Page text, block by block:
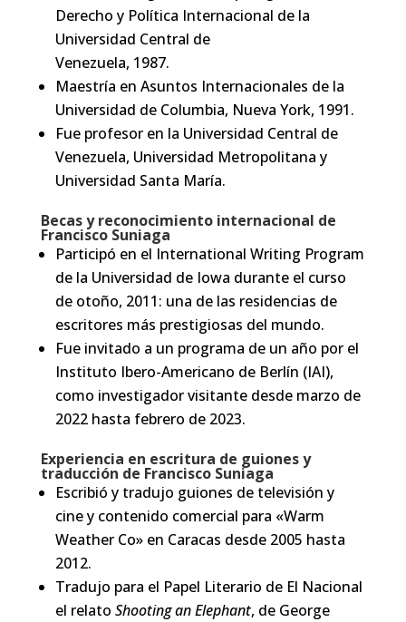
Derecho y Política Internacional de la
Universidad Central de
Venezuela, 1987.
Maestría en Asuntos Internacionales de la
Universidad de Columbia, Nueva York, 1991.
Fue profesor en la Universidad Central de
Venezuela, Universidad Metropolitana y
Universidad Santa María.
Becas y reconocimiento internacional de
Francisco Suniaga
Participó en el International Writing Program
de la Universidad de Iowa durante el curso
de otoño, 2011: una de las residencias de
escritores más prestigiosas del mundo.
Fue invitado a un programa de un año por el
Instituto Ibero-Americano de Berlín (IAI),
como investigador visitante desde marzo de
2022 hasta febrero de 2023.
Experiencia en escritura de guiones y
traducción de Francisco Suniaga
Escribió y tradujo guiones de televisión y
cine y contenido comercial para «Warm
Weather Co» en Caracas desde 2005 hasta
2012.
Tradujo para el Papel Literario de El Nacional
el relato Shooting an Elephant, de George